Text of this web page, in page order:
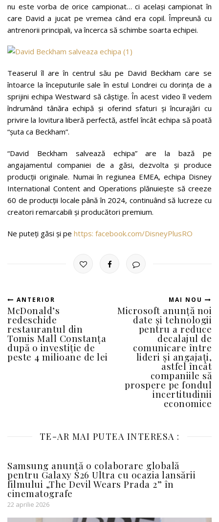
nu este vorba de orice campionat… ci același campionat în
care David a jucat pe vremea când era copil. Împreună cu
antrenorii principali, va încerca să schimbe soarta echipei.
Teaserul îl are în centrul său pe David Beckham care se
întoarce la începuturile sale în estul Londrei cu dorința de a
sprijini echipa Westward să câștige. În acest video îl vedem
îndrumând tânăra echipă și oferind sfaturi și încurajări cu
privire la lovitura liberă perfectă, astfel încât echipa să poată
“șuta ca Beckham”.
“David Beckham salvează echipa” are la bază pe
angajamentul companiei de a găsi, dezvolta și produce
producții originale. Numai în regiunea EMEA, echipa Disney
International Content and Operations plănuiește să creeze
60 de producții locale până în 2024, continuând să lucreze cu
creatori remarcabili și producători premium.
Ne puteți găsi și pe https: facebook.com/DisneyPlusRO
ANTERIOR
McDonald’s
redeschide
restaurantul din
Tomis Mall Constanța
după o investiție de
peste 4 milioane de lei
MAI NOU
Microsoft anunță noi
date și tehnologii
pentru a reduce
decalajul de
comunicare între
lideri și angajați,
astfel încât
companiile să
prospere pe fondul
incertitudinii
economice
TE-AR MAI PUTEA INTERESA :
Samsung anunță o colaborare globală
pentru Galaxy S26 Ultra cu ocazia lansării
filmului „The Devil Wears Prada 2” în
cinematografe
22 aprilie 2026